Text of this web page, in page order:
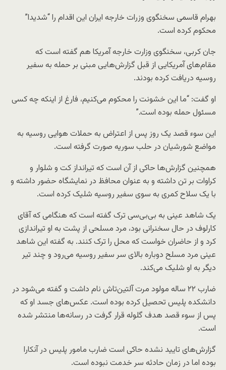
بهرام قاسمی سخنگوی وزرات خارجه ایران این اقدام را “شدیدا”
محکوم کرده است.
جان کربی، سخنگوی وزارت خارجه آمریکا هم گفته است که
مقام‌های آمریکایی از قبل گزارش‌هایی مبنی بر حمله به سفیر
روسیه دریافت کرده بودند.
او گفت: “ما این خشونت را محکوم می‌کنیم، فارغ از اینکه چه کسی
مسئول حمله بوده است.”
این سوء قصد یک روز پس از اعتراض به حملات هوایی روسیه به
مواضع شورشیان در حلب سوریه صورت گرفته است.
همچنین گزارش‌ها حاکی از آن است که تیرانداز کت و شلوار و
کراوات بر تن داشته و به عنوان محافظ در نمایشگاه حضور داشته و
با یک سلاح کمری به سوی سفیر روسیه شلیک کرده است.
یک شاهد عینی به بی‌بی‌سی ترک گفته است که هنگامی که آقای
کارلوف در حال سخنرانی بود، مرد مسلحی از پشت به او تیراندازی
کرد و از حاضران خواست که محل را ترک کنند. به گفته این شاهد
عینی مرد مسلح دوباره بالای سر سفیر روسیه می‌رود و چند تیر
دیگر به او شلیک می‌کند.
ضارب ۲۲ ساله مولود مرت آلتین‌تاش نام داشت و گفته می‌شود در
دانشکده پلیس تحصیل کرده بوده است. عکس‌های جسد او که
پس از سوء قصد هدف گلوله قرار گرفت در رسانه‌ها منتشر شده
است.
گزارش‌های تایید نشده حاکی است ضارب مامور پلیس در آنکارا
بوده اما در زمان حادثه سر خدمت نبوده است.